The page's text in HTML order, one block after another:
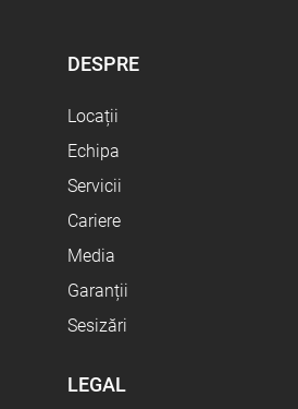
DESPRE
Locații
Echipa
Servicii
Cariere
Media
Garanții
Sesizări
LEGAL